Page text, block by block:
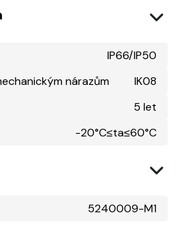
IP66/IP50
nárazům
IK08
5 let
-20°C≤ta≤60°C
5240009-M1